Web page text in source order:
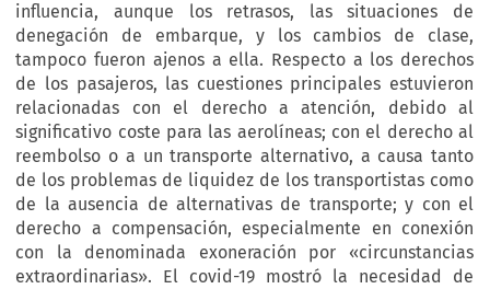
influencia, aunque los retrasos, las situaciones de
denegación de embarque, y los cambios de clase,
tampoco fueron ajenos a ella. Respecto a los derechos
de los pasajeros, las cuestiones principales estuvieron
relacionadas con el derecho a atención, debido al
significativo coste para las aerolíneas; con el derecho al
reembolso o a un transporte alternativo, a causa tanto
de los problemas de liquidez de los transportistas como
de la ausencia de alternativas de transporte; y con el
derecho a compensación, especialmente en conexión
con la denominada exoneración por «circunstancias
extraordinarias». El covid-19 mostró la necesidad de